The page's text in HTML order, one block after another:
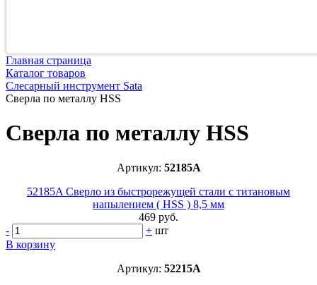
Главная страница
Каталог товаров
Слесарный инструмент Sata
Сверла по металлу HSS
Сверла по металлу HSS
Артикул: 52185A
52185A Сверло из быстрорежущей стали с титановым
напылением ( HSS ) 8,5 мм
469 руб.
-
+ шт
В корзину
Артикул: 52215A